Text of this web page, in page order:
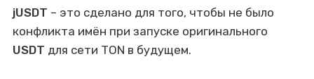
jUSDT – это сделано для того, чтобы не было
конфликта имён при запуске оригинального
USDT для сети TON в будущем.